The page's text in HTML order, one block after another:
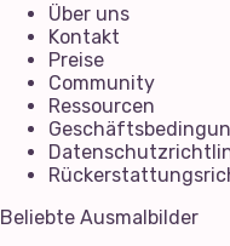
Über uns
Kontakt
Preise
Community
Ressourcen
Beliebte Ausmalbilder